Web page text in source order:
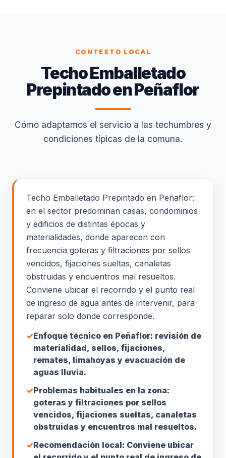
CONTEXTO LOCAL
Techo Emballetado
Prepintado en Peñaflor
Cómo adaptamos el servicio a las techumbres y
condiciones típicas de la comuna.
Techo Emballetado Prepintado en Peñaflor:
en el sector predominan casas, condominios
y edificios de distintas épocas y
materialidades, donde aparecen con
frecuencia goteras y filtraciones por sellos
vencidos, fijaciones sueltas, canaletas
obstruidas y encuentros mal resueltos.
Conviene ubicar el recorrido y el punto real
de ingreso de agua antes de intervenir, para
reparar solo donde corresponde.
✓Enfoque técnico en Peñaflor: revisión de
materialidad, sellos, fijaciones,
remates, limahoyas y evacuación de
aguas lluvia.
✓Problemas habituales en la zona:
goteras y filtraciones por sellos
vencidos, fijaciones sueltas, canaletas
obstruidas y encuentros mal resueltos.
✓Recomendación local: Conviene ubicar